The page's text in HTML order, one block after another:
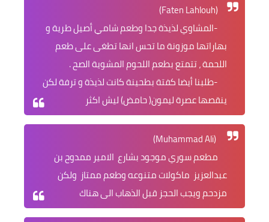
(Faten Lahlouh)
-المشاوي لذيذة جدا وطعم شامي أصيل طرية و
بهاراتها موزونة ما تحس انها تطغى على طعم
اللحمة ، تتمتع بطعم اللحوم المشوية الصح .
-طلبنا أيضا كفتة بطحينة كانت لذيذة و ترفة لكن
ينقصها عصرة ليمون( حامض) ليش اكثر
(Muhammad Ali)
مطعم سوري موجود بشارع الامير ممدوح بن
عبدالعزيز ماكولات متنوعه وطعم ممتاز ولكن
مزدحم ويجب الحجز قبل الذهاب الى هناك